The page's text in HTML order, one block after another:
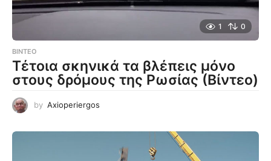
1 0
ΒΊΝΤΕΟ
Τέτοια σκηνικά τα βλέπεις μόνο
στους δρόμους της Ρωσίας (Βίντεο)
by Axioperiergos